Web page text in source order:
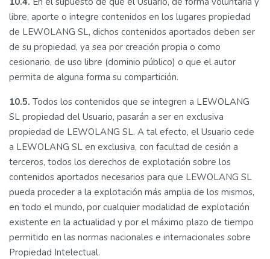
libre, aporte o integre contenidos en los lugares propiedad
de LEWOLANG SL, dichos contenidos aportados deben ser
de su propiedad, ya sea por creación propia o como
cesionario, de uso libre (dominio público) o que el autor
permita de alguna forma su compartición.
10.5. Todos los contenidos que se integren a LEWOLANG
SL propiedad del Usuario, pasarán a ser en exclusiva
propiedad de LEWOLANG SL. A tal efecto, el Usuario cede
a LEWOLANG SL en exclusiva, con facultad de cesión a
terceros, todos los derechos de explotación sobre los
contenidos aportados necesarios para que LEWOLANG SL
pueda proceder a la explotación más amplia de los mismos,
en todo el mundo, por cualquier modalidad de explotación
existente en la actualidad y por el máximo plazo de tiempo
permitido en las normas nacionales e internacionales sobre
Propiedad Intelectual.